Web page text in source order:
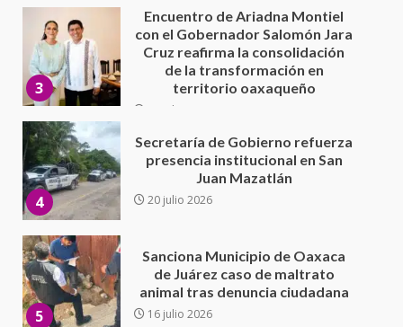
4
Secretaría de Gobierno refuerza
presencia institucional en San
Juan Mazatlán
20 julio 2026
5
Sanciona Municipio de Oaxaca
de Juárez caso de maltrato
animal tras denuncia ciudadana
16 julio 2026
6
California; FGR lo investiga por
presuntos delitos de
delincuencia organizada y
contrabando